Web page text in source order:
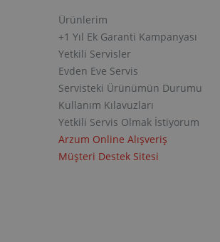
Ürünlerim
+1 Yıl Ek Garanti Kampanyası
Yetkili Servisler
Evden Eve Servis
Servisteki Ürünümün Durumu
Kullanım Kılavuzları
Yetkili Servis Olmak İstiyorum
Arzum Online Alışveriş
Müşteri Destek Sitesi